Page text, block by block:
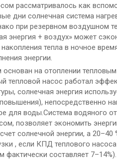
рассматривалось как
дни солнечная система
при резервном воздушном
энергия + воздух» может
тепла в ночное
энергии.
на отоплении
тепловой насос работал
солнечная энергия
непосредственно
для воды.Система водяного
позволяет экономить
солнечной энергии, а 20–40
, если КПД теплового
фактически составляет